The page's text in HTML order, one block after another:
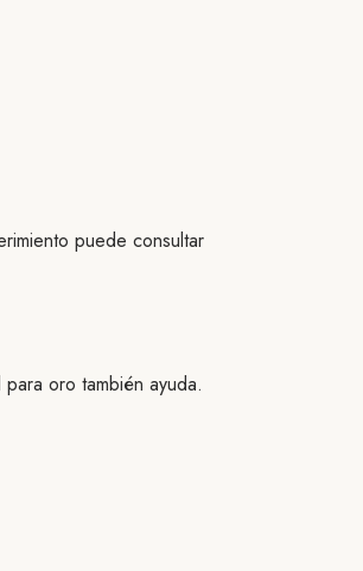
puede consultar
oro también ayuda.